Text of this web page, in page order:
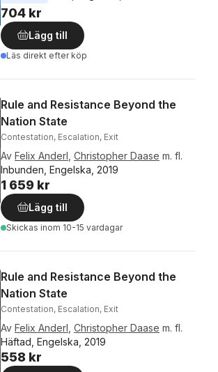
704 kr
Lägg till
Läs direkt efter köp
Rule and Resistance Beyond the
Nation State
Contestation, Escalation, Exit
Av Felix Anderl Christopher Daase m. fl.
Inbunden, Engelska, 2019
1 659 kr
Lägg till
Skickas inom 10-15 vardagar
Rule and Resistance Beyond the
Nation State
Contestation, Escalation, Exit
Av Felix Anderl Christopher Daase m. fl.
Häftad, Engelska, 2019
558 kr